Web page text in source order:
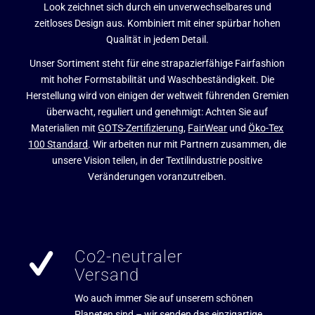
Look zeichnet sich durch ein unverwechselbares und
zeitloses Design aus. Kombiniert mit einer spürbar hohen
Qualität in jedem Detail.
Unser Sortiment steht für eine strapazierfähige Fairfashion
mit hoher Formstabilität und Waschbeständigkeit. Die
Herstellung wird von einigen der weltweit führenden Gremien
überwacht, reguliert und genehmigt: Achten Sie auf
Materialien mitGOTS-Zertifizierung, FairWear undÖko-Tex
100 Standard. Wir arbeiten nur mit Partnern zusammen, die
unsere Vision teilen, in der Textilindustrie positive
Veränderungen voranzutreiben.
Co2-neutraler
Versand
Wo auch immer Sie auf unserem schönen